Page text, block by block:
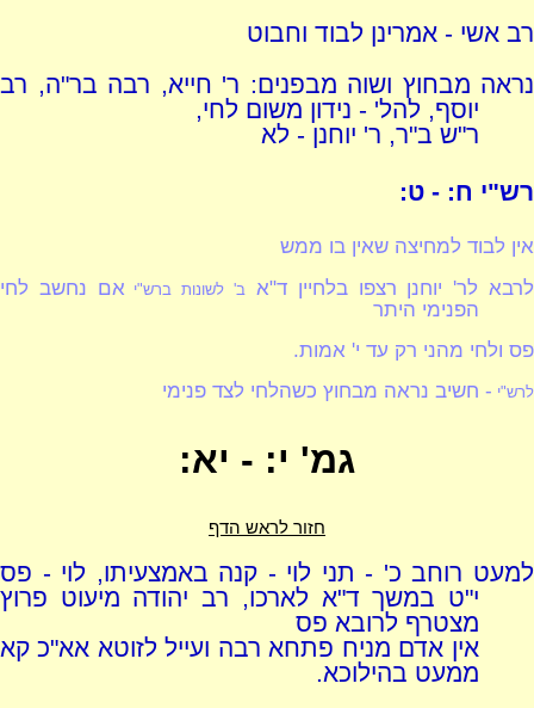
רב אשי - אמרינן לבוד וחבוט
נראה מבחוץ ושוה מבפנים: ר' חייא, רבה בר"ה, רב
יוסף, להל' - נידון משום לחי,
ר"ש ב"ר, ר' יוחנן - לא
רש"י ח: - ט:
אין לבוד למחיצה שאין בו ממש
לרבא לר' יוחנן רצפו בלחיין ד"א
ב' לשונות ברש"י אם נחשב לחי
הפנימי היתר
פס ולחי מהני רק עד י' אמות.
לרש"י - חשיב נראה מבחוץ כשהלחי לצד פנימי
גמ' י: - יא:
חזור לראש הדף
למעט רוחב כ' - תני לוי - קנה באמצעיתו, לוי - פס
י"ט במשך ד"א לארכו, רב יהודה מיעוט פרוץ
מצטרף לרובא פס
אין אדם מניח פתחא רבה ועייל לזוטא אא"כ קא
ממעט בהילוכא.